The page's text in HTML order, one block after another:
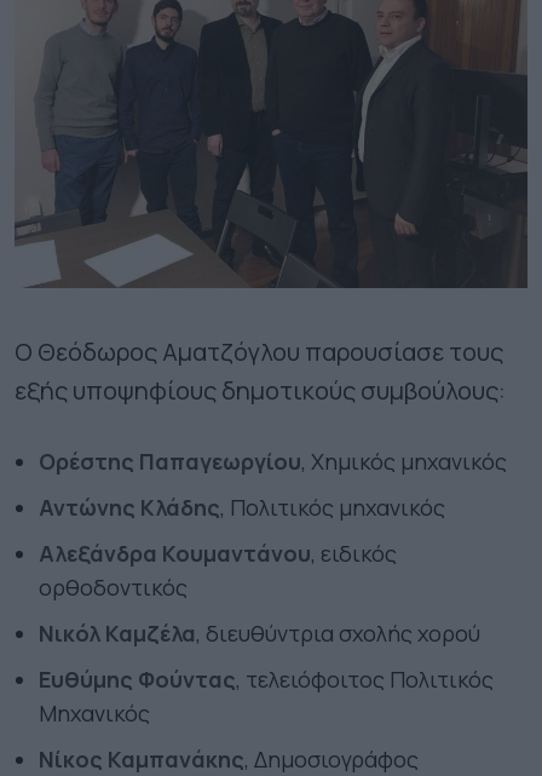
Ο Θεόδωρος Αματζόγλου παρουσίασε τους
εξής υποψηφίους δημοτικούς συμβούλους:
Ορέστης Παπαγεωργίου, Χημικός μηχανικός
Αντώνης Κλάδης, Πολιτικός μηχανικός
Αλεξάνδρα Κουμαντάνου, ειδικός
ορθοδοντικός
Νικόλ Καμζέλα, διευθύντρια σχολής χορού
Ευθύμης Φούντας, τελειόφοιτος Πολιτικός
Μηχανικός
Νίκος Καμπανάκης, Δημοσιογράφος